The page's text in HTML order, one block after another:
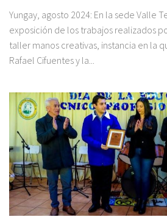
Yungay, agosto 2024: En la sede Valle
exposición de los trabajos realizados
taller manos creativas, instancia en la
Rafael Cifuentes y la...